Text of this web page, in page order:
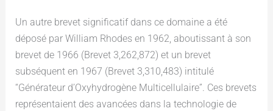
Un autre brevet significatif dans ce domaine a été
déposé par William Rhodes en 1962, aboutissant à son
brevet de 1966 (Brevet 3,262,872) et un brevet
subséquent en 1967 (Brevet 3,310,483) intitulé
“Générateur d’Oxyhydrogène Multicellulaire”. Ces brevets
représentaient des avancées dans la technologie de